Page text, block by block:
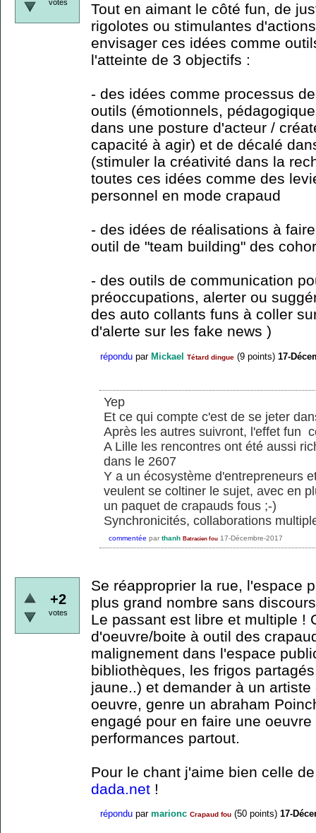
votes
Tout en aimant le côté fun, de
rigolotes ou stimulantes
envisager ces idées comme
l'atteinte de 3 objectifs :
- des idées comme processus
outils (émotionnels,
dans une posture d'acteur /
capacité à agir) et de décalé
(stimuler la créativité dans la
toutes ces idées comme des
personnel en mode crapaud
- des idées de réalisations à
outil de "team building" des
- des outils de communication
préoccupations, alerter ou
des auto collants funs à coller
d'alerte sur les fake news )
répondu par Mickael Tétard dingue (9 points) 17-
Yep
Et ce qui compte c'est de se jeter
Après les autres suivront, l'effet fun
A Lille les rencontres ont été aussi
dans le 2607
Y a un écosystème d'entrepreneurs
veulent se coltiner le sujet, avec en
un paquet de crapauds fous ;-)
Synchronicités, collaborations
commentée par thanh Batracien fou 17-Décembre-2017
+2
votes
Se réapproprier la rue, l'espace
plus grand nombre sans
Le passant est libre et multiple !
d'oeuvre/boite à outil des
malignement dans l'espace
bibliothèques, les frigos
jaune..) et demander à un
oeuvre, genre un abraham
engagé pour en faire une
performances partout.
Pour le chant j'aime bien celle
dada.net !
répondu par marionc Crapaud fou (50 points) 17-